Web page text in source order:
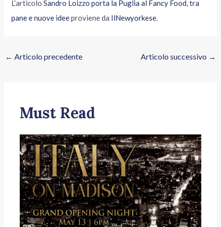
L’articoloSandro Loizzo porta la Puglia al Fancy Food, tra
pane e nuove ideeproviene da IlNewyorkese.
← Articolo precedente Articolo successivo →
Must Read